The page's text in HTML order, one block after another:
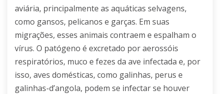
aviária, principalmente as aquáticas selvagens,
como gansos, pelicanos e garças. Em suas
migrações, esses animais contraem e espalham o
vírus. O patógeno é excretado por aerossóis
respiratórios, muco e fezes da ave infectada e, por
isso, aves domésticas, como galinhas, perus e
galinhas-d’angola, podem se infectar se houver